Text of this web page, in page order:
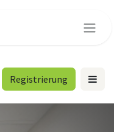
Registrierung